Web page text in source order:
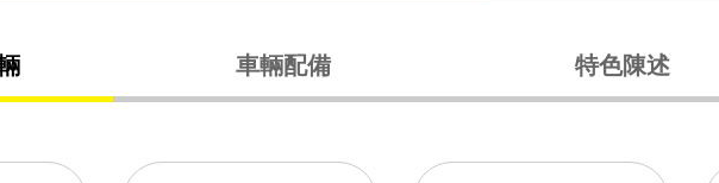
車輛配備 特色陳述